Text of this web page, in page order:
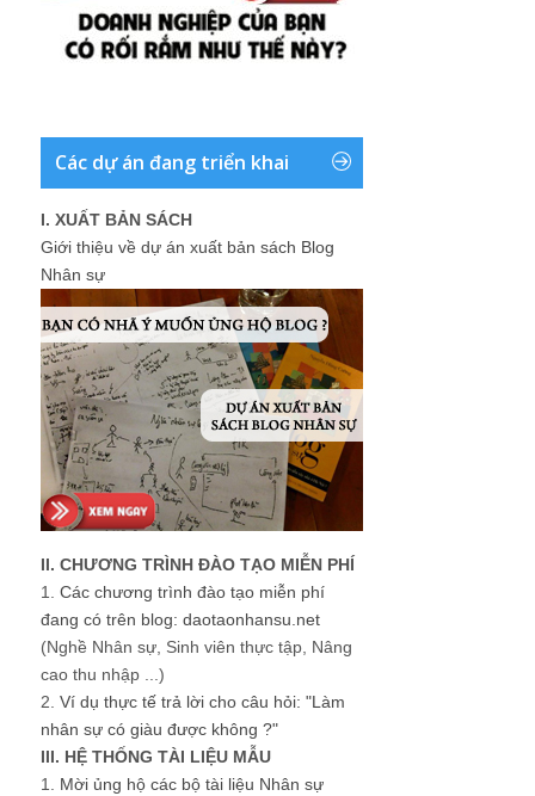
Các dự án đang triển khai
I. XUẤT BẢN SÁCH
Giới thiệu về dự án xuất bản sách Blog
Nhân sự
II. CHƯƠNG TRÌNH ĐÀO TẠO MIỄN PHÍ
1. Các chương trình đào tạo miễn phí
đang có trên blog: daotaonhansu.net
(Nghề Nhân sự, Sinh viên thực tập, Nâng
cao thu nhập ...)
2. Ví dụ thực tế trả lời cho câu hỏi: "Làm
nhân sự có giàu được không ?"
III. HỆ THỐNG TÀI LIỆU MẪU
1. Mời ủng hộ các bộ tài liệu Nhân sự